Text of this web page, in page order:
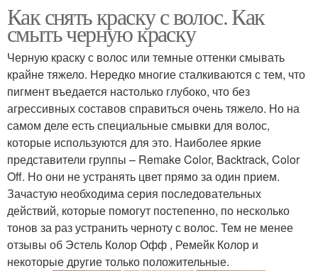
Как снять краску с волос. Как
смыть черную краску
Черную краску с волос или темные оттенки смывать
крайне тяжело. Нередко многие сталкиваются с тем, что
пигмент въедается настолько глубоко, что без
агрессивных составов справиться очень тяжело. Но на
самом деле есть специальные смывки для волос,
которые используются для это. Наиболее яркие
представители группы – Remake Color, Backtrack, Color
Off. Но они не устранять цвет прямо за один прием.
Зачастую необходима серия последовательных
действий, которые помогут постепенно, по несколько
тонов за раз устранить черноту с волос. Тем не менее
отзывы об Эстель Колор Офф , Ремейк Колор и
некоторые другие только положительные.